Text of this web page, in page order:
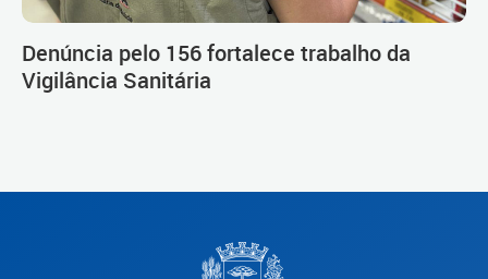
Denúncia pelo 156 fortalece trabalho da
Vigilância Sanitária